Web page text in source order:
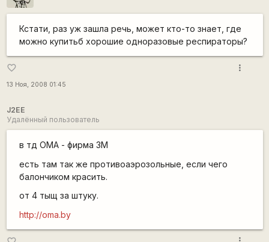
Кстати, раз уж зашла речь, может кто-то знает, где
можно купитьб хорошие одноразовые респираторы?
favorite_border
13 Ноя, 2008 01:45
more_vert
J2EE
Удалённый пользователь
в тд ОМА - фирма 3M
есть там так же противоаэрозольные, если чего
балончиком красить.
от 4 тыщ за штуку.
http://oma.by